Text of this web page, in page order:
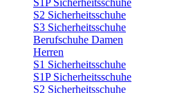
S1P Sicherheitsschuhe
S2 Sicherheitsschuhe
S3 Sicherheitsschuhe
Berufschuhe Damen
Herren
S1 Sicherheitsschuhe
S1P Sicherheitsschuhe
S2 Sicherheitsschuhe